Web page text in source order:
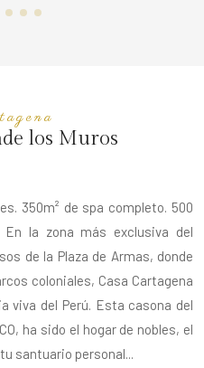
los Muros
350m² de spa completo. 500
la zona más exclusiva del
de la Plaza de Armas, donde
coloniales, Casa Cartagena
viva del Perú. Esta casona del
ha sido el hogar de nobles, el
santuario personal...